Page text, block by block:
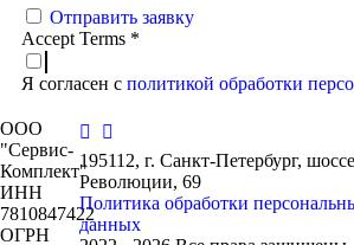
Отправить заявку
Accept Terms *
Я согласен с политикой обработки
ООО
"Сервис-
Комплект"
ИНН
7810847422
ОГРН
195112, г. Санкт-Петербург, шоссе
Революции, 69
Политика обработки
данных